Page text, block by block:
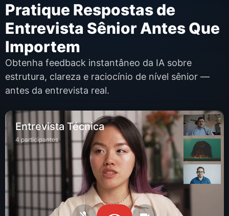
Pratique Respostas de
Entrevista Sênior Antes Que
Importem
Obtenha feedback instantâneo da IA sobre
estrutura, clareza e raciocínio de nível sênior —
antes da entrevista real.
Entrevista Técnica
4 participantes